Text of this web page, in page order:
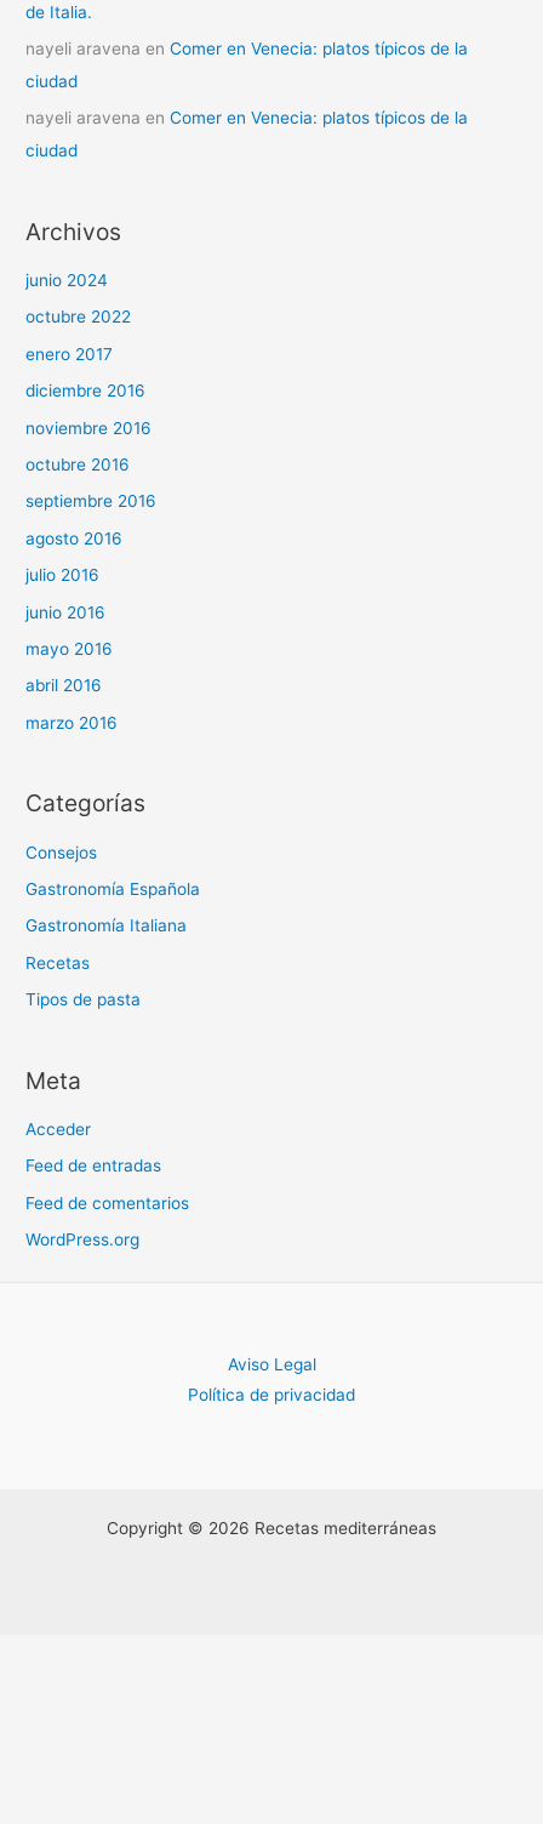
de Italia.
nayeli aravena enComer en Venecia: platos típicos de la
ciudad
nayeli aravena enComer en Venecia: platos típicos de la
ciudad
Archivos
junio 2024
octubre 2022
enero 2017
diciembre 2016
noviembre 2016
octubre 2016
septiembre 2016
agosto 2016
julio 2016
junio 2016
mayo 2016
abril 2016
marzo 2016
Categorías
Consejos
Gastronomía Española
Gastronomía Italiana
Recetas
Tipos de pasta
Meta
Acceder
Feed de entradas
Feed de comentarios
WordPress.org
Aviso Legal
Política de privacidad
Copyright © 2026 Recetas mediterráneas